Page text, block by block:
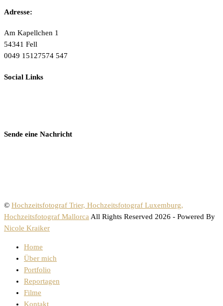
Adresse:
Am Kapellchen 1
54341 Fell
0049 15127574 547
Social Links
Sende eine Nachricht
© Hochzeitsfotograf Trier, Hochzeitsfotograf Luxemburg,
Hochzeitsfotograf MallorcaAll Rights Reserved 2026 - Powered By
Nicole Kraiker
Home
Über mich
Portfolio
Reportagen
Filme
Kontakt